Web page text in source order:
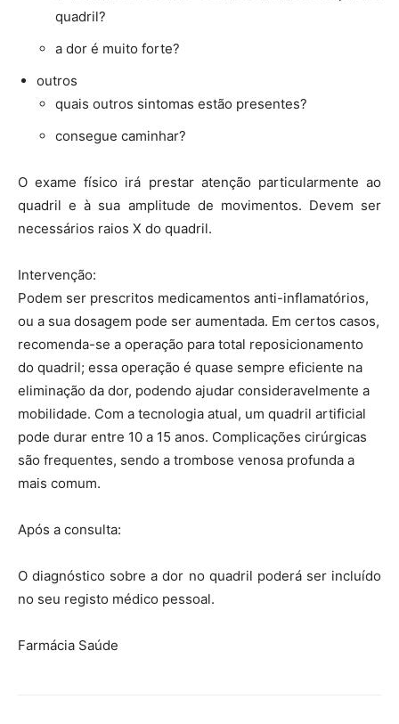
quadril?
a dor é muito forte?
outros
quais outros sintomas estão presentes?
consegue caminhar?
O exame físico irá prestar atenção particularmente ao
quadril e à sua amplitude de movimentos. Devem ser
necessários raios X do quadril.
Intervenção:
Podem ser prescritos medicamentos anti-inflamatórios,
ou a sua dosagem pode ser aumentada. Em certos casos,
recomenda-se a operação para total reposicionamento
do quadril; essa operação é quase sempre eficiente na
eliminação da dor, podendo ajudar consideravelmente a
mobilidade. Com a tecnologia atual, um quadril artificial
pode durar entre 10 a 15 anos. Complicações cirúrgicas
são frequentes, sendo a trombose venosa profunda a
mais comum.
Após a consulta:
O diagnóstico sobre a dor no quadril poderá ser incluído
no seu registo médico pessoal.
Farmácia Saúde